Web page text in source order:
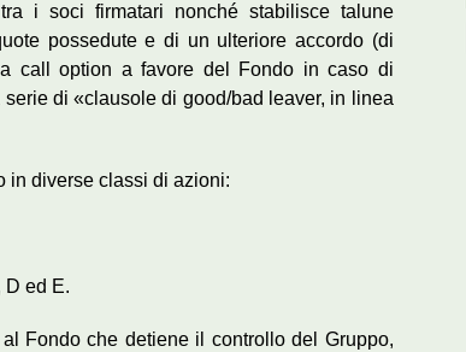
i soci firmatari nonché stabilisce talune
possedute e di un ulteriore accordo (di
call option a favore del Fondo in caso di
di «clausole di good/bad leaver, in linea
in diverse classi di azioni:
D ed E.
Fondo che detiene il controllo del Gruppo,